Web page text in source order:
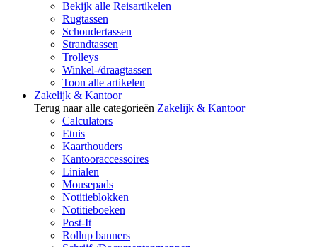
Bekijk alle Reisartikelen
Rugtassen
Schoudertassen
Strandtassen
Trolleys
Winkel-/draagtassen
Toon alle artikelen
Zakelijk & Kantoor
Terug naar alle categorieën Zakelijk & Kantoor
Calculators
Etuis
Kaarthouders
Kantooraccessoires
Linialen
Mousepads
Notitieblokken
Notitieboeken
Post-It
Rollup banners